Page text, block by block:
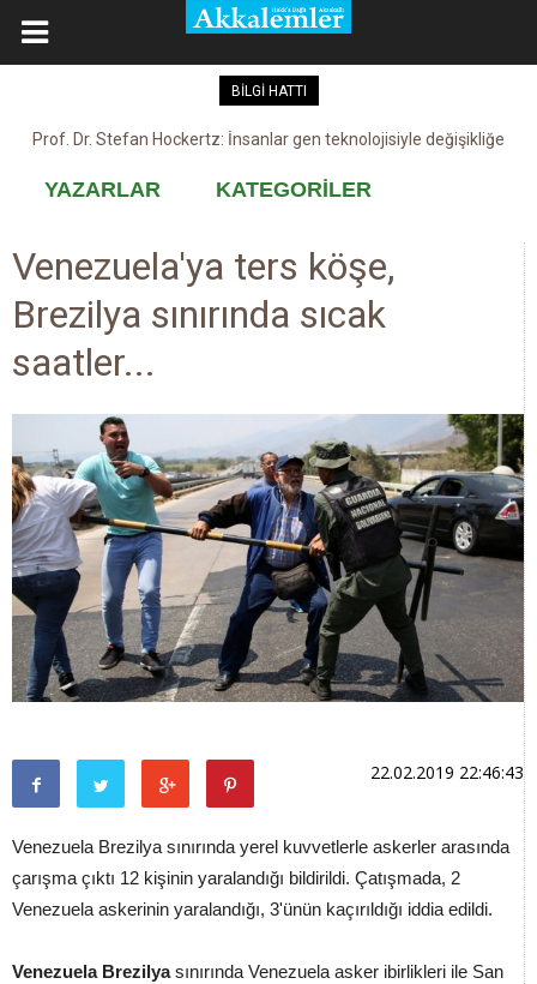
BİLGİ HATTI
Prof. Dr. Stefan Hockertz: İnsanlar gen teknolojisiyle değişikliğe
Kovid-19 aşısı, devşirme ve kobay!
YAZARLAR KATEGORİLER
Venezuela'ya ters köşe,
Brezilya sınırında sıcak
saatler...
22.02.2019 22:46:43
Venezuela Brezilya sınırında yerel kuvvetlerle askerler arasında
çarışma çıktı 12 kişinin yaralandığı bildirildi. Çatışmada, 2
Venezuela askerinin yaralandığı, 3'ünün kaçırıldığı iddia edildi.
Venezuela Brezilyasınırında Venezuela asker ibirlikleri ile San